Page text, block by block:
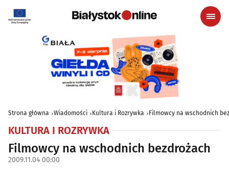
Strona główna Wiadomości Kultura i Rozrywka Filmowcy na wschodnich
KULTURA I ROZRYWKA
Filmowcy na wschodnich bezdrożach
2009.11.04 00:00